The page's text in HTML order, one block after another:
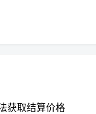
获取结算价格